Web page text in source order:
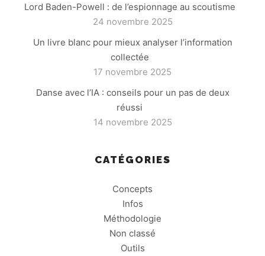
Lord Baden-Powell : de l’espionnage au scoutisme
24 novembre 2025
Un livre blanc pour mieux analyser l’information
collectée
17 novembre 2025
Danse avec l’IA : conseils pour un pas de deux
réussi
14 novembre 2025
CATÉGORIES
Concepts
Infos
Méthodologie
Non classé
Outils